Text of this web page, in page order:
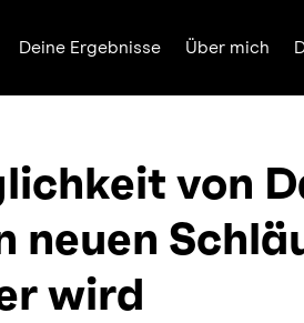
Deine Ergebnisse Über mich
von
neuen
wird